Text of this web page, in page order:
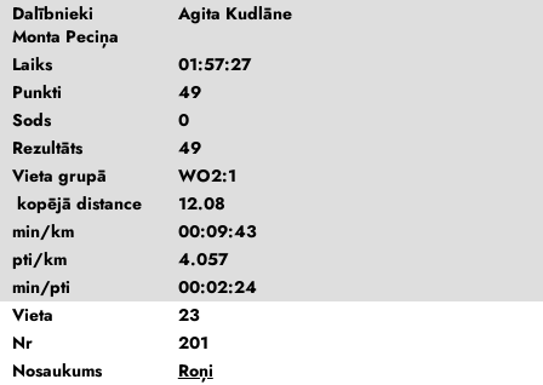
Dalībnieki
Agita Kudlāne
Monta Peciņa
Laiks
01:57:27
Punkti
49
Sods
0
Rezultāts
49
Vieta grupā
WO2:1
kopējā distance
12.08
min/km
00:09:43
pti/km
4.057
min/pti
00:02:24
Vieta
23
Nr
201
Nosaukums
Roņi